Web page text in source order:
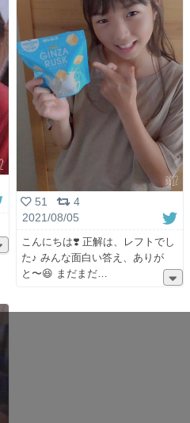
51
4
2021/08/05
こんにちは❣️ 正解は、レフトでし
た♪ みんな面白い答え、ありが
と〜😆 まだまだ